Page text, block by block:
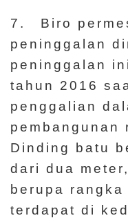
7. Biro
peninggalan
peninggalan
tahun 2016
penggalian
pembangunan
Dinding batu
dari dua
berupa
terdapat di